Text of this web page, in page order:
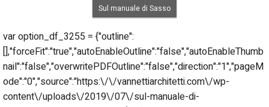
Sul manuale di Sasso
var option_df_3255 = {"outline":
[],"forceFit":"true","autoEnableOutline":"false","autoEnableThumb
nail":"false","overwritePDFOutline":"false","direction":"1","pageM
ode":"0","source":"https:\/\/vannettiarchitetti.com\/wp-
content\/uploads\/2019\/07\/sul-manuale-di-